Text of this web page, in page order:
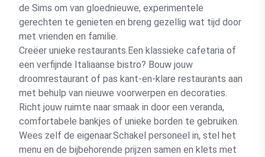
de Sims om van gloednieuwe, experimentele
gerechten te genieten en breng gezellig wat tijd door
met vrienden en familie.
Creëer unieke restaurants.Een klassieke cafetaria of
een verfijnde Italiaanse bistro? Bouw jouw
droomrestaurant of pas kant-en-klare restaurants aan
met behulp van nieuwe voorwerpen en decoraties.
Richt jouw ruimte naar smaak in door een veranda,
comfortabele bankjes of unieke borden te gebruiken.
Wees zelf de eigenaar.Schakel personeel in, stel het
menu en de bijbehorende prijzen samen en klets met